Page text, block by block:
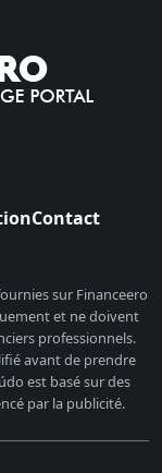
Contact
sur Financeero
et ne doivent
professionnels.
avant de prendre
est basé sur des
par la publicité.